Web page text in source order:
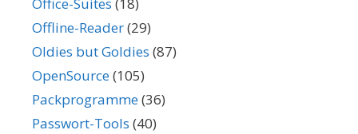
Offline-Reader(29)
Oldies but Goldies (87)
OpenSource(105)
Packprogramme(36)
Passwort-Tools (40)